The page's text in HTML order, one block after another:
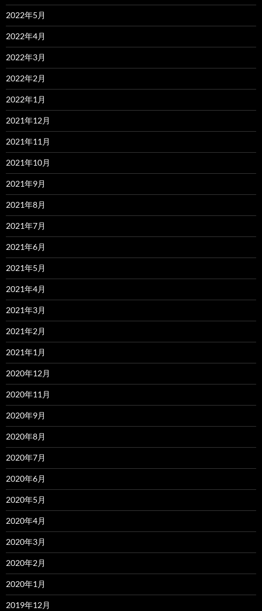
2022年5月
2022年4月
2022年3月
2022年2月
2022年1月
2021年12月
2021年11月
2021年10月
2021年9月
2021年8月
2021年7月
2021年6月
2021年5月
2021年4月
2021年3月
2021年2月
2021年1月
2020年12月
2020年11月
2020年9月
2020年8月
2020年7月
2020年6月
2020年5月
2020年4月
2020年3月
2020年2月
2020年1月
2019年12月